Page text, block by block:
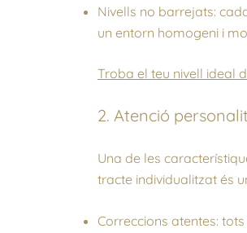
Nivells no barrejats:
un entorn homogeni i
Troba el teu nivell ideal
2. Atenció
Una de les
tracte individualitzat és
Correccions atentes: